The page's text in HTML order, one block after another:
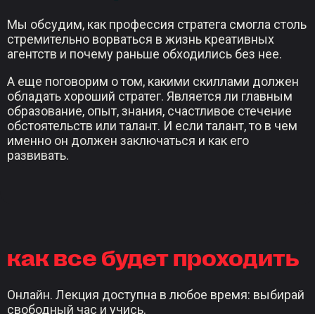
Мы обсудим, как профессия стратега смогла столь
стремительно ворваться в жизнь креативных
агентств и почему раньше обходились без нее.
А еще поговорим о том, какими скиллами должен
обладать хороший стратег. Является ли главным
образование, опыт, знания, счастливое стечение
обстоятельств или талант. И если талант, то в чем
именно он должен заключаться и как его
развивать.
как все будет проходить
Онлайн. Лекция доступна в любое время: выбирай
свободный час и учись.